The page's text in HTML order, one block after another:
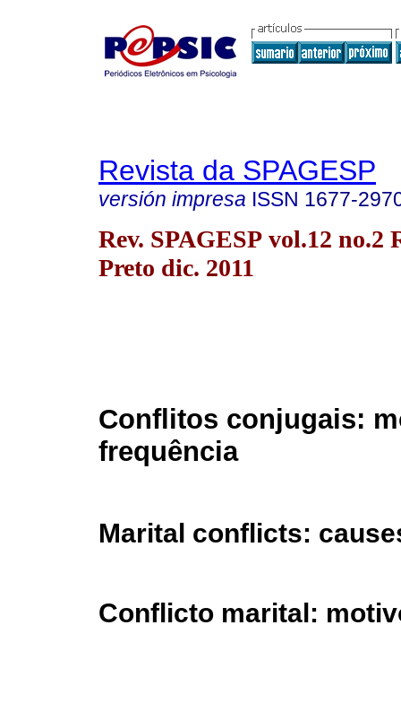
Revista da SPAGESP
versión impresa ISSN 1677-
Rev. SPAGESP vol.12 no.2
Preto dic. 2011
Conflitos conjugais:
frequência
Marital conflicts:
Conflicto marital: